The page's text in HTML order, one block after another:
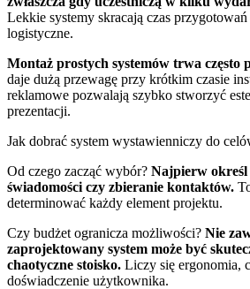
Lekkie systemy skracają czas
logistyczne.
Montaż prostych systemów trwa często
daje dużą przewagę przy krótkim czasie
reklamowe pozwalają szybko stworzyć
prezentacji.
Jak dobrać system wystawienniczy do
Od czego zacząć wybór? Najpierw określ
świadomości czy zbieranie kontaktów.
determinować każdy element projektu.
Czy budżet ogranicza możliwości? Nie
zaprojektowany system może być
chaotyczne stoisko. Liczy się ergonomia,
doświadczenie użytkownika.